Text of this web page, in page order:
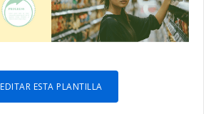
EDITAR ESTA PLANTILLA